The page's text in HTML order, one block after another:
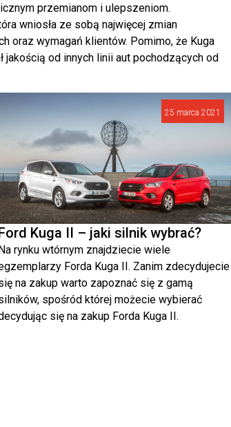
przemianom i ulepszeniom.
wniosła ze sobą najwięcej zmian
oraz wymagań klientów. Pomimo, że Kuga
jakością od innych linii aut pochodzących od
25 marca 2021
Kuga II – jaki silnik wybrać?
Na rynku wtórnym znajdziecie wiele
Forda Kuga II. Zanim zdecydujecie
na zakup warto zapoznać się z gamą
spośród której możecie wybierać
się na zakup Forda Kuga II.